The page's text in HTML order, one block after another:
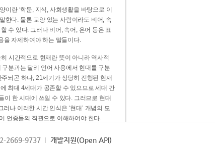
란 ‘학문, 지식, 사회생활을 바탕으로 이
한다. 물론 교양 있는 사람이라도 비어, 속
수 있다. 그러나 비어, 속어, 은어 등은 표
을 자제하여야 하는 말들이다.
시간적으로 현재란 뜻이 아니라 역사적
분과는 달리 언어 사용에서 현대를 구분
되곤 하나, 21세기가 상당히 진행된 현재
최대 4세대가 공존할 수 있으므로 세대 간
이 한 시대에 쓰일 수 있다. 그러므로 현대
나 이러한 시간 인식은 ‘현대’ 개념의 모
언중들의 직관으로 이해하여야 한다.
성격을 가장 크게 드러내 주는 기준이다.
2669-9737 개발지원(Open API)